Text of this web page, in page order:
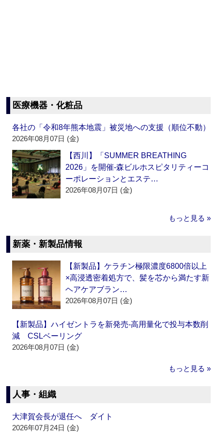
医療機器・化粧品
各社の「令和8年熊本地震」被災地への支援（順位不動）
2026年08月07日 (金)
【西川】「SUMMER BREATHING
2026」を開催‐森ビルホスピタリティーコ
ーポレーションとエステ…
2026年08月07日 (金)
もっと見る »
新薬・新製品情報
【新製品】ケラチン極限濃度6800倍以上
×高浸透密着処方で、髪を芯から満たす新
ヘアケアブラン…
2026年08月07日 (金)
【新製品】ハイゼントラを新発売‐高用量化で投与本数削
減 CSLベーリング
2026年08月07日 (金)
もっと見る »
人事・組織
大津賀会長が退任へ ダイト
2026年07月24日 (金)